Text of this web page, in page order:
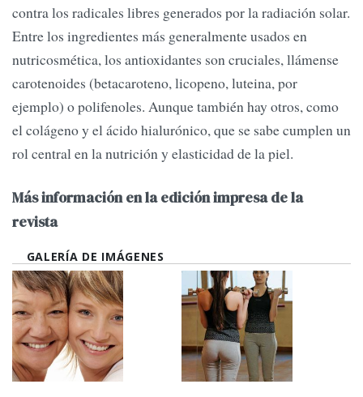
contra los radicales libres generados por la radiación solar.
Entre los ingredientes más generalmente usados en
nutricosmética, los antioxidantes son cruciales, llámense
carotenoides (betacaroteno, licopeno, luteina, por
ejemplo) o polifenoles. Aunque también hay otros, como
el colágeno y el ácido hialurónico, que se sabe cumplen un
rol central en la nutrición y elasticidad de la piel.
Más información en la edición impresa de la
revista
GALERÍA DE IMÁGENES